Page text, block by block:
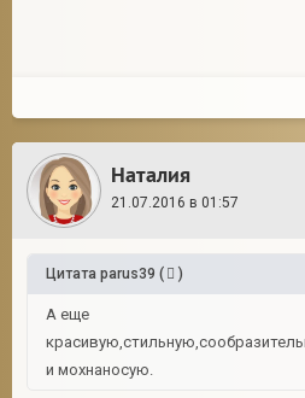
Наталия
21.07.2016 в 01:57
Цитата parus39 ( )
А еще
и мохнаносую.